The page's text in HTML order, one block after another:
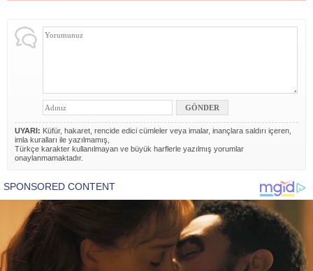
UYARI: Küfür, hakaret, rencide edici cümleler veya imalar, inançlara saldırı içeren,
imla kuralları ile yazılmamış,
Türkçe karakter kullanılmayan ve büyük harflerle yazılmış yorumlar
onaylanmamaktadır.